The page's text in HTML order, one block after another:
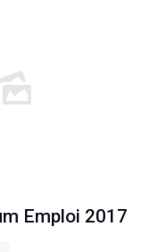
Emploi 2017